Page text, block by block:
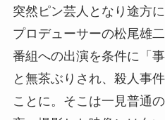
突然ピン芸人となり途方
プロデューサーの松尾雄
番組への出演を条件に「
と無茶ぶりされ、殺人事
ことに。そこは一見普通